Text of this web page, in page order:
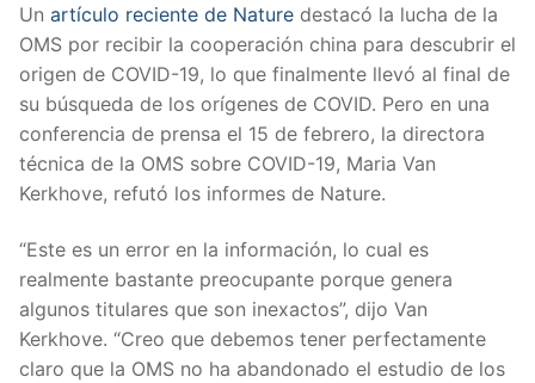
Un artículo reciente de Nature destacó la lucha de la
OMS por recibir la cooperación china para descubrir el
origen de COVID-19, lo que finalmente llevó al final de
su búsqueda de los orígenes de COVID. Pero en una
conferencia de prensa el 15 de febrero, la directora
técnica de la OMS sobre COVID-19, Maria Van
Kerkhove, refutó los informes de Nature.
“Este es un error en la información, lo cual es
realmente bastante preocupante porque genera
algunos titulares que son inexactos”, dijo Van
Kerkhove. “Creo que debemos tener perfectamente
claro que la OMS no ha abandonado el estudio de los